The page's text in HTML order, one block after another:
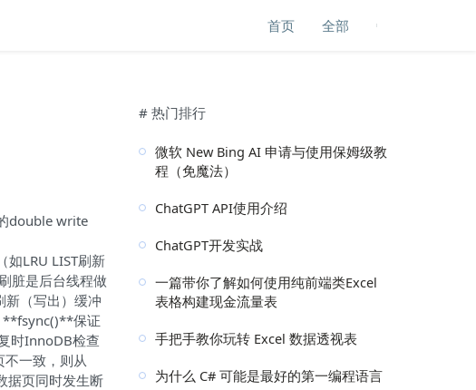
首页 全部
double write
LRU LIST刷新
脏是后台线程做
新（写出）缓冲
**fsync()**保证
时InnoDB检查
一致，则从
据页同时发生断
# 热门排行
微软 New Bing AI 申请与使用保姆级教
程（免魔法）
ChatGPT API使用介绍
ChatGPT开发实战
一篇带你了解如何使用纯前端类Excel
表格构建现金流量表
手把手教你玩转 Excel 数据透视表
为什么 C# 可能是最好的第一编程语言